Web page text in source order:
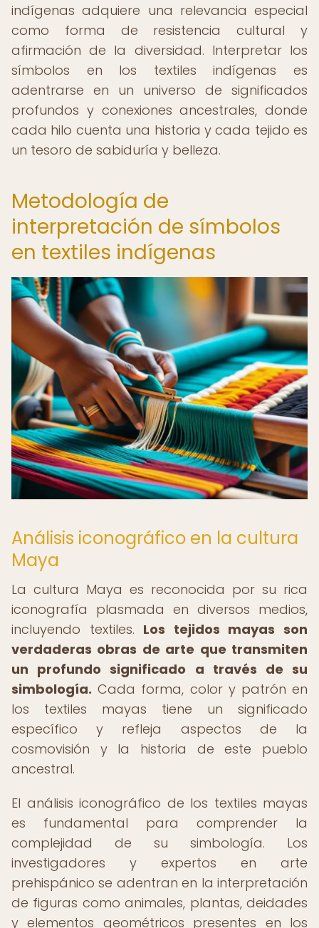
indígenas adquiere una relevancia especial
como forma de resistencia cultural y
afirmación de la diversidad. Interpretar los
símbolos en los textiles indígenas es
adentrarse en un universo de significados
profundos y conexiones ancestrales, donde
cada hilo cuenta una historia y cada tejido es
un tesoro de sabiduría y belleza.
Metodología de
interpretación de símbolos
en textiles indígenas
Análisis iconográfico en la cultura
Maya
La cultura Maya es reconocida por su rica
iconografía plasmada en diversos medios,
incluyendo textiles. Los tejidos mayas son
verdaderas obras de arte que transmiten
un profundo significado a través de su
simbología. Cada forma, color y patrón en
los textiles mayas tiene un significado
específico y refleja aspectos de la
cosmovisión y la historia de este pueblo
ancestral.
El análisis iconográfico de los textiles mayas
es fundamental para comprender la
complejidad de su simbología. Los
investigadores y expertos en arte
prehispánico se adentran en la interpretación
de figuras como animales, plantas, deidades
y elementos geométricos presentes en los